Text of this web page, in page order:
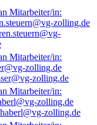
zolling.de
zolling.de